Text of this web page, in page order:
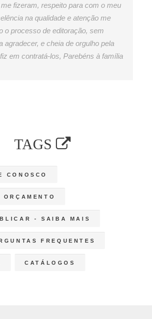
fizeram, respeito para com o meu
na qualidade e atenção me
o processo de editoração, sem
agradecer, e cheia de orgulho pela
em contratá-los, Parebéns à família
TAGS
CONOSCO
- SAIBA MAIS
FREQUENTES
CATÁLOGOS